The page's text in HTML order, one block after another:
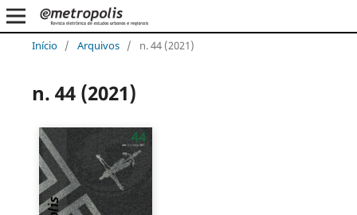
Início / Arquivos / n. 44 (2021)
n. 44 (2021)